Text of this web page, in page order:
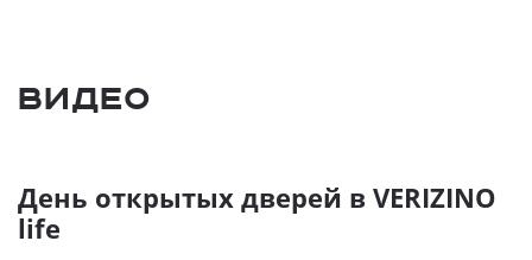
Видео
День открытых дверей в VERIZINO
life